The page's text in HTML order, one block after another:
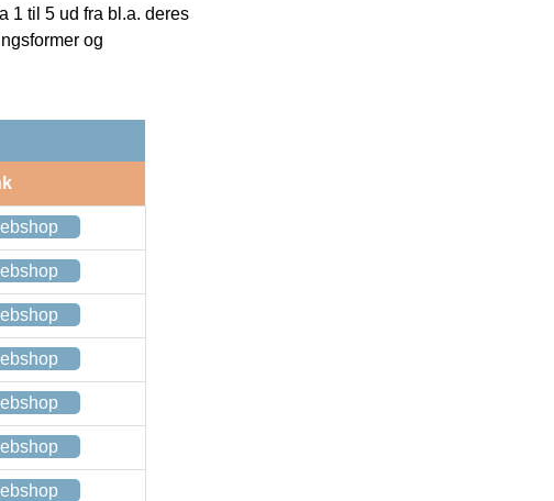
1 til 5 ud fra bl.a. deres
og